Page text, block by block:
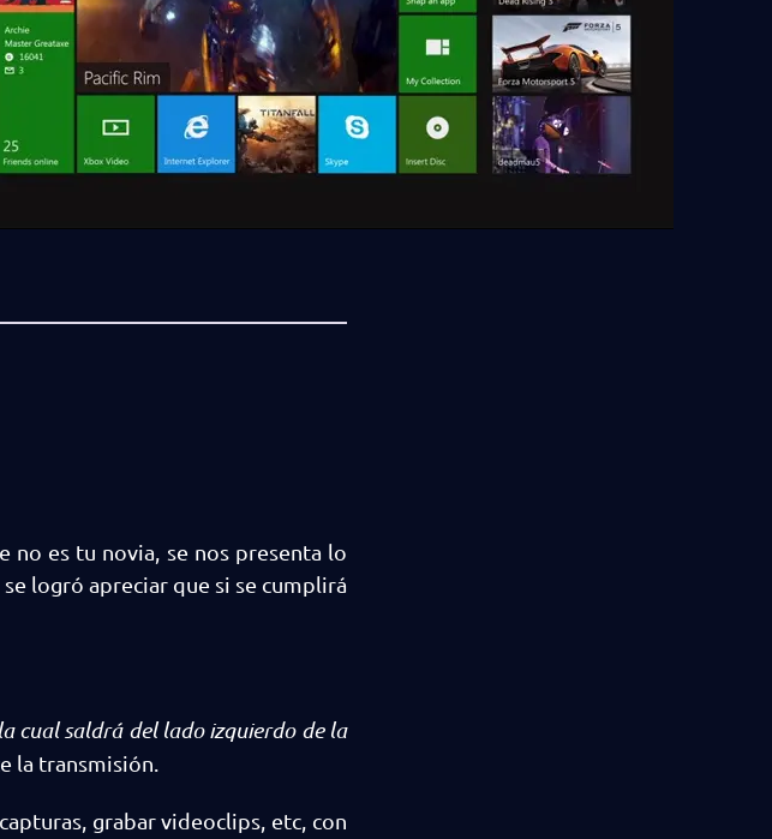
no es tu novia, se nos presenta lo
logró apreciar que si se cumplirá
cual saldrá del lado izquierdo de la
la transmisión.
grabar videoclips, etc, con